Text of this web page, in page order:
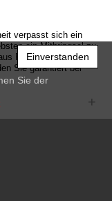
Einverstanden
Sie der
verpasst sich ein
ein Mitbringsel zu
Produkten rund um
Sie garantiert bei
+